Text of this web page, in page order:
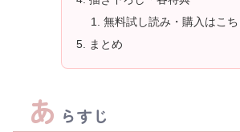
無料試し読み・購入はこ
まとめ
あ らすじ